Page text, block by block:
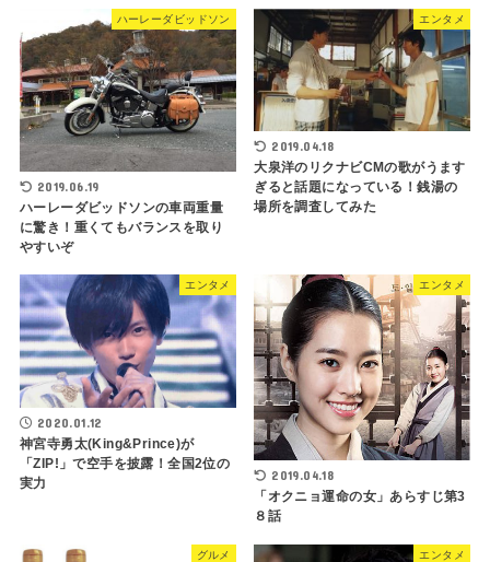
ハーレーダビッドソン
2019.06.19
ハーレーダビッドソンの車両重量
に驚き！重くてもバランスを取り
やすいぞ
エンタメ
2019.04.18
大泉洋のリクナビCMの歌がうます
ぎると話題になっている！銭湯の
場所を調査してみた
エンタメ
2020.01.12
神宮寺勇太(King&Prince)が
「ZIP!」で空手を披露！全国2位の
実力
エンタメ
2019.04.18
「オクニョ運命の女」あらすじ第3
８話
グルメ エンタメ